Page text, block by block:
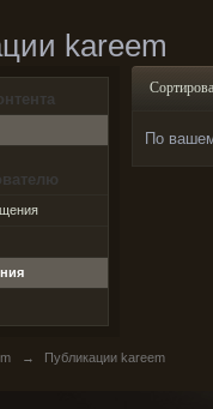
kareem
По
→ Публикации kareem